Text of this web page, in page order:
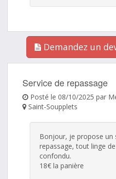
Demandez un
Service de repassage
Posté le 08/10/2025 par
Saint-Soupplets
Bonjour, je propose un
repassage, tout linge
confondu.
18€ la panière